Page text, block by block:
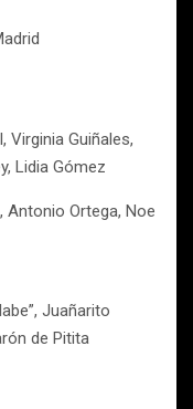
Virginia Guiñales,
Lidia Gómez
Antonio Ortega, Noe
Juañarito
de Pitita